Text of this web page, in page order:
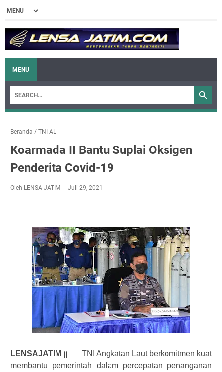
MENU
Beranda / TNI AL
Koarmada II Bantu Suplai Oksigen
Penderita Covid-19
Oleh LENSA JATIM Juli 29, 2021
LENSAJATIM ꞁꞁ
TNI Angkatan Laut berkomitmen kuat
membantu pemerintah dalam percepatan penanganan